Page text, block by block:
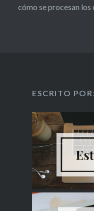
cómo se procesan
ESCRITO POR: